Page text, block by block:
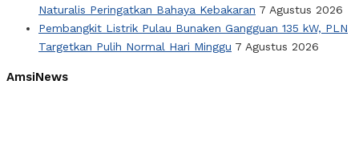
Naturalis Peringatkan Bahaya Kebakaran 7 Agustus 2026
Pembangkit Listrik Pulau Bunaken Gangguan 135 kW, PLN
Targetkan Pulih Normal Hari Minggu 7 Agustus 2026
AmsiNews